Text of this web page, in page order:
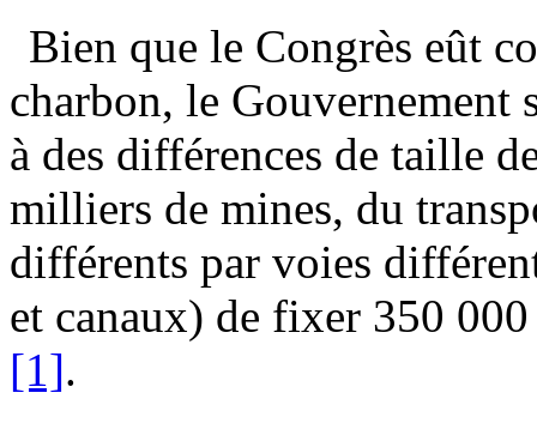
Bien que le Congrès eût
charbon, le Gouvernement
à des différences de taille
milliers de mines, du
différents par voies
et canaux) de fixer 350
[1].